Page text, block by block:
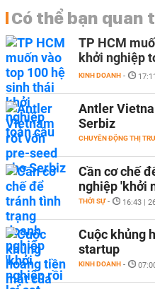
Có thể bạn quan
TP HCM
khởi nghiệp
KINH DOANH -
Antler
Serbiz
CHUYỂN ĐỘNG THỊ
Cần cơ chế
nghiệp 'khởi
THỜI SỰ - 16:43 |
Cuộc khủng
startup
KINH DOANH -